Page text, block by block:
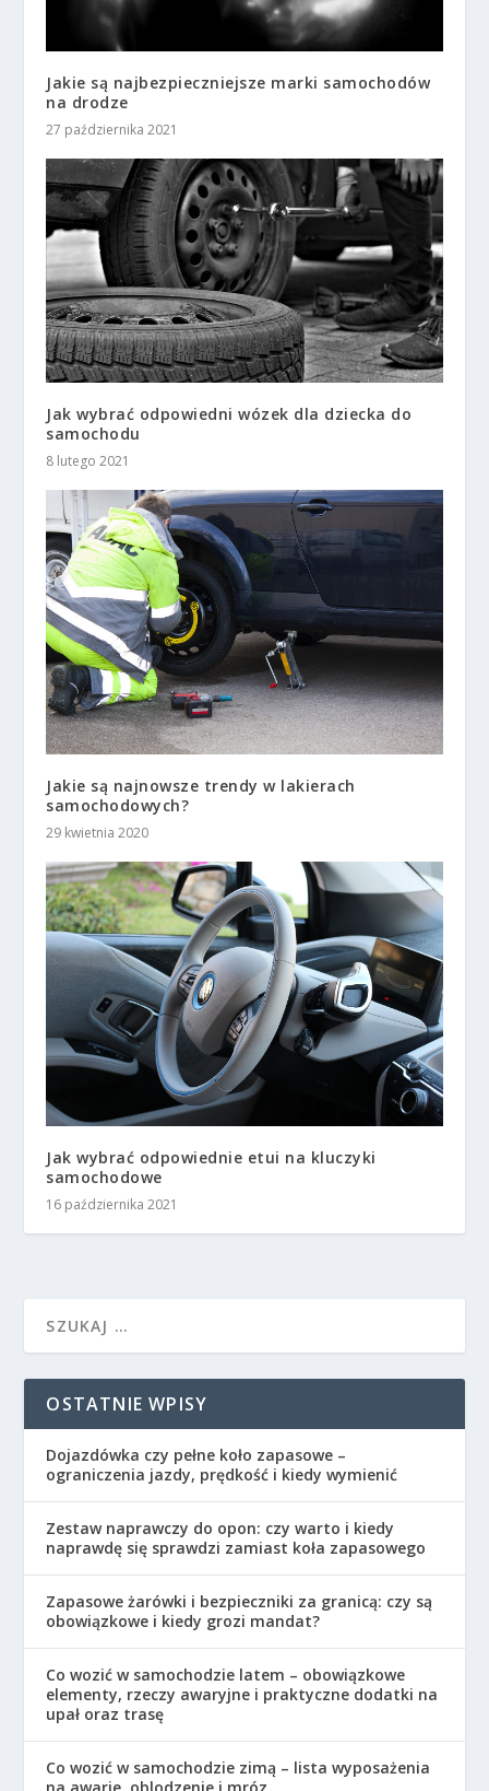
Jakie są najbezpieczniejsze marki samochodów
na drodze
27 października 2021
Jak wybrać odpowiedni wózek dla dziecka do
samochodu
8 lutego 2021
Jakie są najnowsze trendy w lakierach
samochodowych?
29 kwietnia 2020
Jak wybrać odpowiednie etui na kluczyki
samochodowe
16 października 2021
OSTATNIE WPISY
Dojazdówka czy pełne koło zapasowe –
ograniczenia jazdy, prędkość i kiedy wymienić
Zestaw naprawczy do opon: czy warto i kiedy
naprawdę się sprawdzi zamiast koła zapasowego
Zapasowe żarówki i bezpieczniki za granicą: czy są
obowiązkowe i kiedy grozi mandat?
Co wozić w samochodzie latem – obowiązkowe
elementy, rzeczy awaryjne i praktyczne dodatki na
upał oraz trasę
Co wozić w samochodzie zimą – lista wyposażenia
na awarie, oblodzenie i mróz